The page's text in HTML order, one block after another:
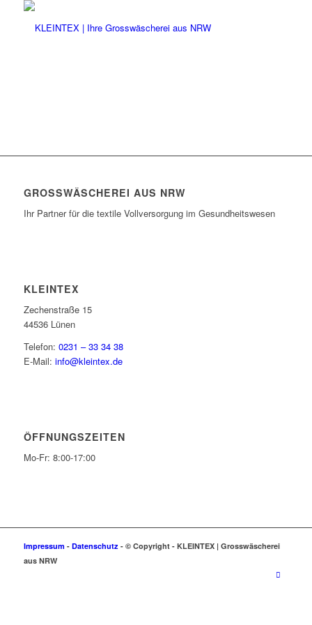
GROSSWÄSCHEREI AUS NRW
Ihr Partner für die textile Vollversorgung im Gesundheitswesen
KLEINTEX
Zechenstraße 15
44536 Lünen
Telefon: 0231 – 33 34 38
E-Mail: info@kleintex.de
ÖFFNUNGSZEITEN
Mo-Fr: 8:00-17:00
Impressum - Datenschutz- © Copyright - KLEINTEX | Grosswäscherei
aus NRW